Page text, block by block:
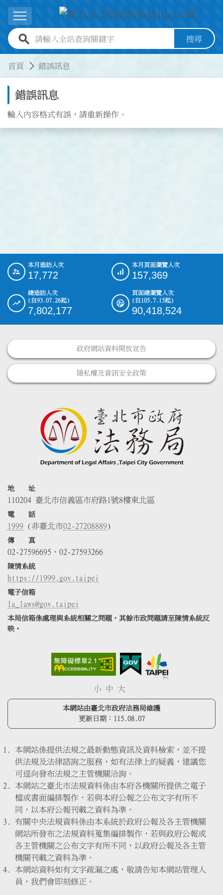
跳到主要內容
展開選單
全站查詢關鍵字欄位 搜尋
首頁 錯誤訊息
錯誤訊息
輸入內容格式有誤，請重新操作。
::: 本月造訪人次
17,772
本月頁面瀏覽人次
157,369
總造訪人次
(自93.07.26起)
7,802,177
頁面總瀏覽人次
(自105.7.15起)
90,418,524
政府網站資料開放宣告
隱私權及資訊安全政策
地 址
110204 臺北市信義區市府路1號8樓東北區
電 話
1999 (非臺北市02-27208889)
傳 真
02-27596695、02-27593266
陳情系統
https://1999.gov.taipei
電子信箱
la_laws@gov.taipei
本局信箱係處理與系統相關之問題，其餘市政問題請至陳情系統反
映。
小 中 大
本網站由臺北市政府法務局維護
更新日期： 115.08.07
本網站係提供法規之最新動態資訊及資料檢索，並不提
供法規及法律諮詢之服務，如有法律上的疑義，建議您
可逕向發布法規之主管機關洽詢。
本網站之臺北市法規資料係由本府各機關所提供之電子
檔或書面編排製作，若與本府公報之公布文字有所不
同，以本府公報刊載之資料為準。
有關中央法規資料係由本系統於政府公報及各主管機關
網站所發布之法規資料蒐集編排製作，若與政府公報或
各主管機關之公布文字有所不同，以政府公報及各主管
機關刊載之資料為準。
本網站資料如有文字疏漏之處，敬請告知本網站管理人
員，我們會即刻修正。